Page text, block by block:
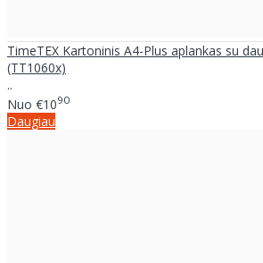
TimeTEX Kartoninis A4-Plus aplankas su
(TT1060x)
..
Nuo €1090
Daugiau